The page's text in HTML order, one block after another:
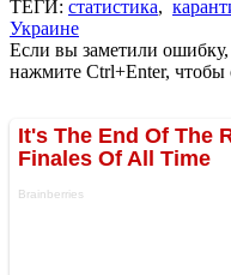
ТЕГИ: статистика,
Украине
Если вы заметили
нажмите Ctrl+Enter, чтобы